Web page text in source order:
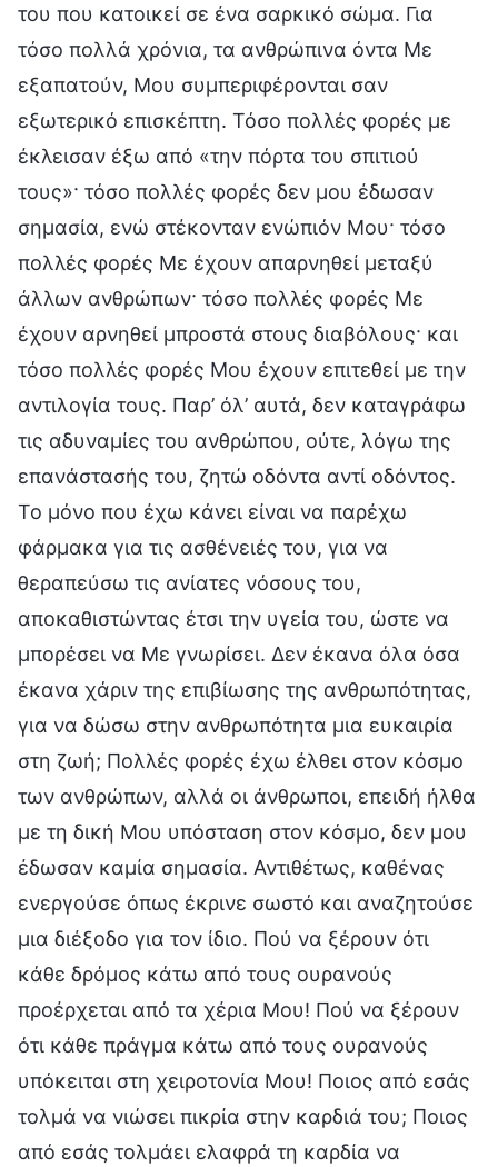
του που κατοικεί σε ένα σαρκικό σώμα. Για
τόσο πολλά χρόνια, τα ανθρώπινα όντα Με
εξαπατούν, Μου συμπεριφέρονται σαν
εξωτερικό επισκέπτη. Τόσο πολλές φορές με
έκλεισαν έξω από «την πόρτα του σπιτιού
τους»· τόσο πολλές φορές δεν μου έδωσαν
σημασία, ενώ στέκονταν ενώπιόν Μου· τόσο
πολλές φορές Με έχουν απαρνηθεί μεταξύ
άλλων ανθρώπων· τόσο πολλές φορές Με
έχουν αρνηθεί μπροστά στους διαβόλους· και
τόσο πολλές φορές Μου έχουν επιτεθεί με την
αντιλογία τους. Παρ’ όλ’ αυτά, δεν καταγράφω
τις αδυναμίες του ανθρώπου, ούτε, λόγω της
επανάστασής του, ζητώ οδόντα αντί οδόντος.
Το μόνο που έχω κάνει είναι να παρέχω
φάρμακα για τις ασθένειές του, για να
θεραπεύσω τις ανίατες νόσους του,
αποκαθιστώντας έτσι την υγεία του, ώστε να
μπορέσει να Με γνωρίσει. Δεν έκανα όλα όσα
έκανα χάριν της επιβίωσης της ανθρωπότητας,
για να δώσω στην ανθρωπότητα μια ευκαιρία
στη ζωή; Πολλές φορές έχω έλθει στον κόσμο
των ανθρώπων, αλλά οι άνθρωποι, επειδή ήλθα
με τη δική Μου υπόσταση στον κόσμο, δεν μου
έδωσαν καμία σημασία. Αντιθέτως, καθένας
ενεργούσε όπως έκρινε σωστό και αναζητούσε
μια διέξοδο για τον ίδιο. Πού να ξέρουν ότι
κάθε δρόμος κάτω από τους ουρανούς
προέρχεται από τα χέρια Μου! Πού να ξέρουν
ότι κάθε πράγμα κάτω από τους ουρανούς
υπόκειται στη χειροτονία Μου! Ποιος από εσάς
τολμά να νιώσει πικρία στην καρδιά του; Ποιος
από εσάς τολμάει ελαφρά τη καρδία να